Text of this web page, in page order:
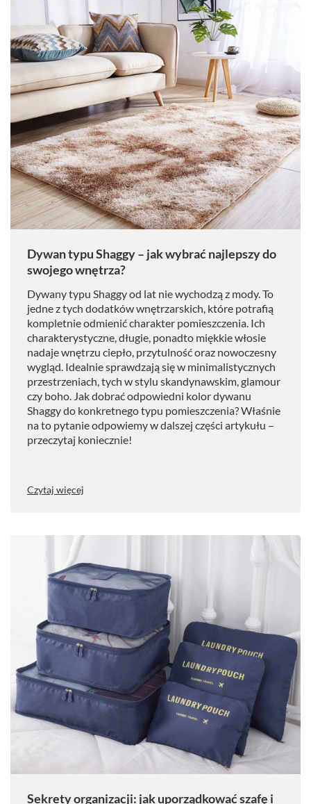
Dywan typu Shaggy – jak wybrać najlepszy do
swojego wnętrza?
Dywany typu Shaggy od lat nie wychodzą z mody. To
jedne z tych dodatków wnętrzarskich, które potrafią
kompletnie odmienić charakter pomieszczenia. Ich
charakterystyczne, długie, ponadto miękkie włosie
nadaje wnętrzu ciepło, przytulność oraz nowoczesny
wygląd. Idealnie sprawdzają się w minimalistycznych
przestrzeniach, tych w stylu skandynawskim, glamour
czy boho. Jak dobrać odpowiedni kolor dywanu
Shaggy do konkretnego typu pomieszczenia? Właśnie
na to pytanie odpowiemy w dalszej części artykułu –
przeczytaj koniecznie!
Czytaj więcej
Sekrety organizacji: jak uporządkować szafę i